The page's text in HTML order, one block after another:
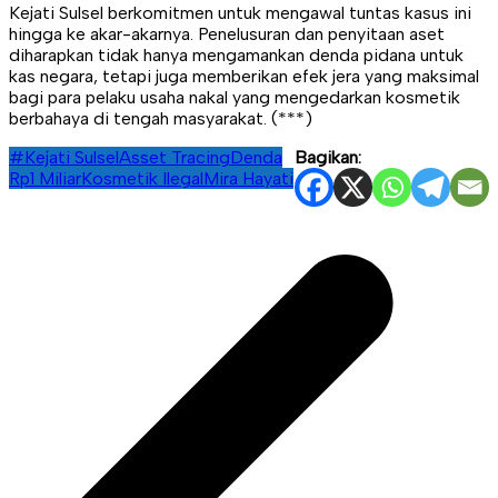
Kejati Sulsel berkomitmen untuk mengawal tuntas kasus ini
hingga ke akar-akarnya. Penelusuran dan penyitaan aset
diharapkan tidak hanya mengamankan denda pidana untuk
kas negara, tetapi juga memberikan efek jera yang maksimal
bagi para pelaku usaha nakal yang mengedarkan kosmetik
berbahaya di tengah masyarakat. (***)
Bagikan:
#Kejati SulselAsset TracingDenda
Rp1 MiliarKosmetik IlegalMira Hayati